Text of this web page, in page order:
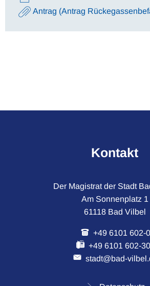
Antrag (Antrag
Kontakt
Der Magistrat der Stadt
Am Sonnenplatz 1
61118 Bad Vilbel
+49 6101 602-0
+49 6101 602-
stadt@bad-